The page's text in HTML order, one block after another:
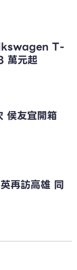
T-
萬元起
侯友宜開箱
再訪高雄 同